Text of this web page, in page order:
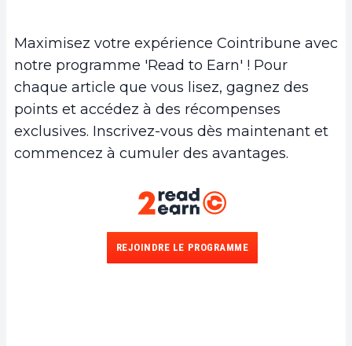
Maximisez votre expérience Cointribune avec
notre programme 'Read to Earn' ! Pour
chaque article que vous lisez, gagnez des
points et accédez à des récompenses
exclusives. Inscrivez-vous dès maintenant et
commencez à cumuler des avantages.
REJOINDRE LE PROGRAMME